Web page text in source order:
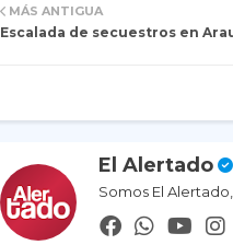
MÁS ANTIGUA
Escalada de secuestros en
El Alertado
Somos El